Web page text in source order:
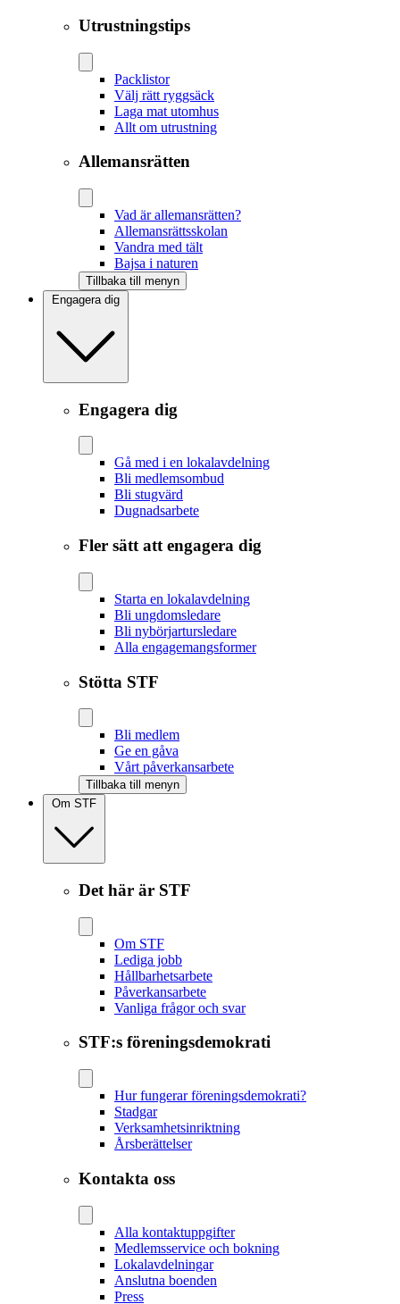
Utrustningstips
Packlistor
Välj rätt ryggsäck
Laga mat utomhus
Allt om utrustning
Allemansrätten
Vad är allemansrätten?
Allemansrättsskolan
Vandra med tält
Bajsa i naturen
Tillbaka till menyn
Engagera dig
Engagera dig
Gå med i en lokalavdelning
Bli medlemsombud
Bli stugvärd
Dugnadsarbete
Fler sätt att engagera dig
Starta en lokalavdelning
Bli ungdomsledare
Bli nybörjartursledare
Alla engagemangsformer
Stötta STF
Bli medlem
Ge en gåva
Vårt påverkansarbete
Tillbaka till menyn
Om STF
Det här är STF
Om STF
Lediga jobb
Hållbarhetsarbete
Påverkansarbete
Vanliga frågor och svar
STF:s föreningsdemokrati
Hur fungerar föreningsdemokrati?
Stadgar
Verksamhetsinriktning
Årsberättelser
Kontakta oss
Alla kontaktuppgifter
Medlemsservice och bokning
Lokalavdelningar
Anslutna boenden
Press